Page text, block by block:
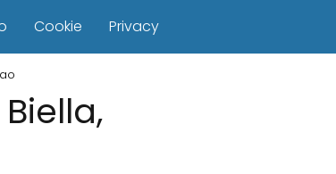
Cookie Privacy